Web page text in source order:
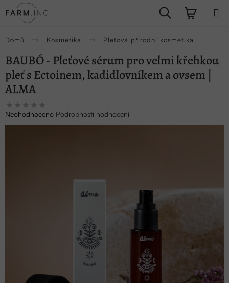
na
Hledat
Domů Kosmetika Pleťová přírodní kosmetika
BAUBÓ - Pleťové sérum pro velmi křehkou
pleť s Ectoinem, kadidlovníkem a ovsem |
ALMA
Průměrné
hodnocení
Neohodnoceno Podrobnosti hodnocení